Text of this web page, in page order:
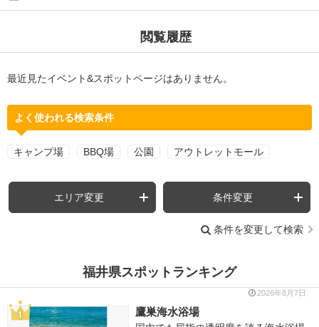
閲覧履歴
最近見たイベント&スポットページはありません。
よく使われる検索条件
キャンプ場 BBQ場 公園 アウトレットモール
エリア変更 条件変更
条件を変更して検索
福井県スポットランキング
2026年8月7日
鷹巣海水浴場